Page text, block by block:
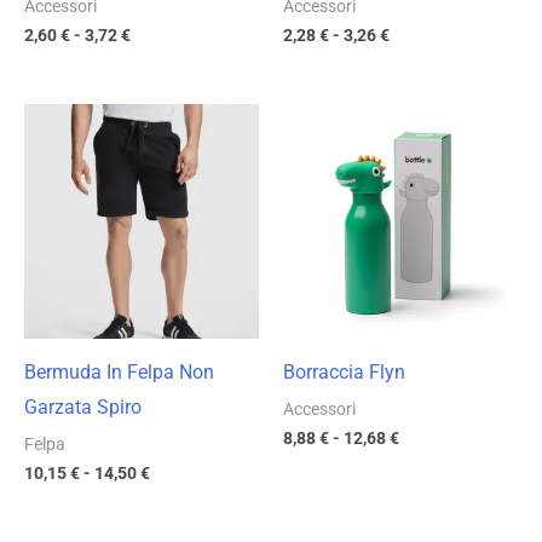
Accessori
2,60€- 3,72€
Accessori
2,28€- 3,26€
Bermuda In Felpa Non
Garzata Spiro
Felpa
10,15€- 14,50€
Fascia
prezzo:
10,15 €
a
14,50 €
Borraccia Flyn
Accessori
8,88€- 12,68€
di
prezzo:
da
8,88 €
a